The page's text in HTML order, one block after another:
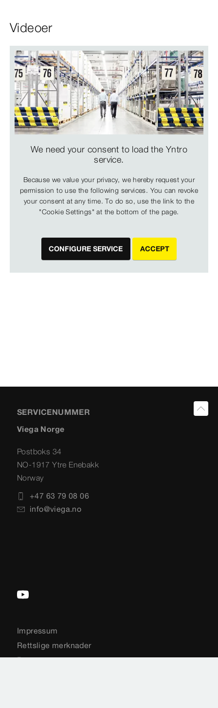
Videoer
We need your consent to load the Yntro
service.
Because we value your privacy, we hereby request your
permission to use the following services. You can revoke
your consent at any time. To do so, use the link to the
"Cookie Settings" at the bottom of the page.
CONFIGURE SERVICE ACCEPT
SERVICENUMMER
Viega Norge
Postboks 34
NO-1917 Ytre Enebakk
Norway
+47 63 79 08 06
info@viega.no
Impressum
Rettslige merknader
Personvern